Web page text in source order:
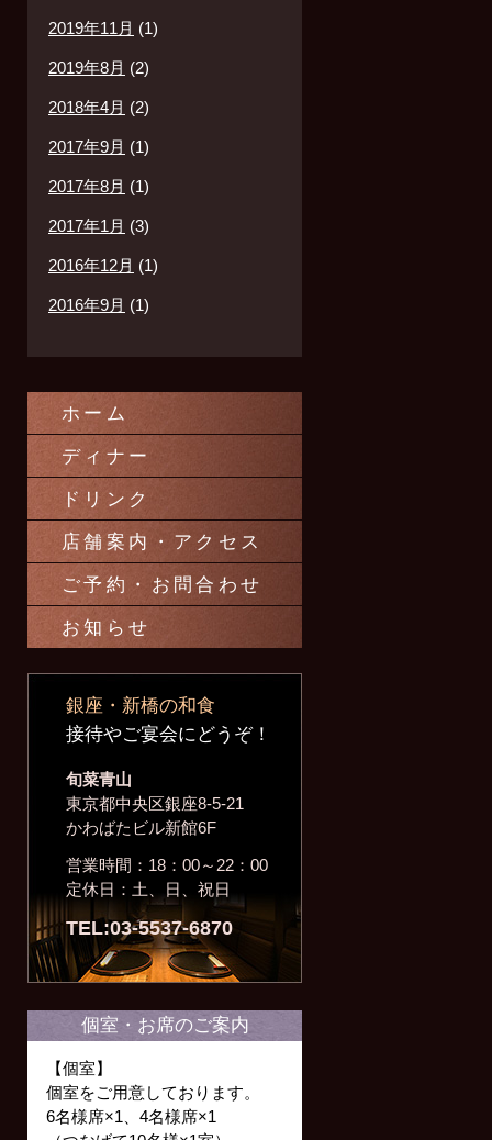
2019年11月 (1)
2019年8月 (2)
2018年4月 (2)
2017年9月 (1)
2017年8月 (1)
2017年1月 (3)
2016年12月 (1)
2016年9月 (1)
ホーム
ディナー
ドリンク
店舗案内・アクセス
ご予約・お問合わせ
お知らせ
銀座・新橋の和食
接待やご宴会にどうぞ！
旬菜青山
東京都中央区銀座8-5-21
かわばたビル新館6F
営業時間：18：00～22：00
定休日：土、日、祝日
TEL:03-5537-6870
個室・お席のご案内
【個室】
個室をご用意しております。
6名様席×1、4名様席×1